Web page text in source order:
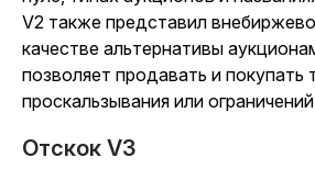
V2 также представил
качестве альтернативы
позволяет продавать и покупать
проскальзывания или
Отскок V3